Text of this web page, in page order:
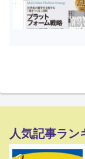
人気記事ラン